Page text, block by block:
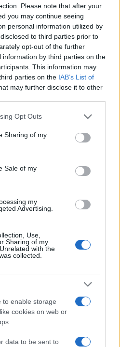
Please note that after your
you may continue seeing
personal information utilized by
to third parties prior to
opt-out of the further
by third parties on the
This information may
parties on the IAB’s List of
may further disclose it to other
app uses one or more Google
behaviour. You may click to
and its third-party tags to
purposes in below Google
Opt Outs
Sharing of my
Sale of my
my
Advertising.
Use,
Sharing of my
with the
collected.
to enable storage
cookies on web or
data to be sent to